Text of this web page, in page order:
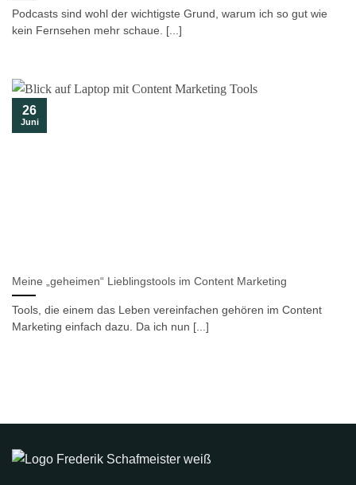
Podcasts sind wohl der wichtigste Grund, warum ich so gut wie
kein Fernsehen mehr schaue. [...]
Meine „geheimen“ Lieblingstools im Content Marketing
Tools, die einem das Leben vereinfachen gehören im Content
Marketing einfach dazu. Da ich nun [...]
26
Juni